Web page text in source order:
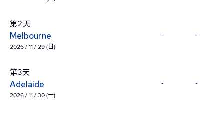
第2天
Melbourne
2026 / 11 / 29 (日)
- -
第3天
Adelaide
2026 / 11 / 30 (一)
- -